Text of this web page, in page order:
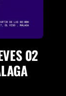
02